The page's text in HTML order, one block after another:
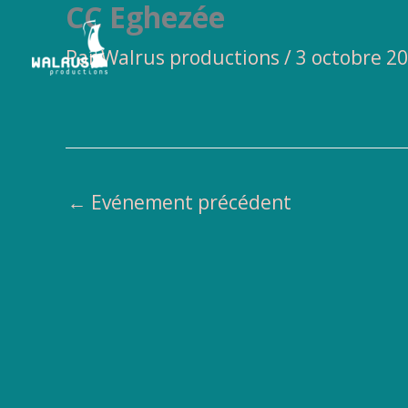
contenu
CC Eghezée
ParWalrus productions /3 octobre
← Evénement précédent